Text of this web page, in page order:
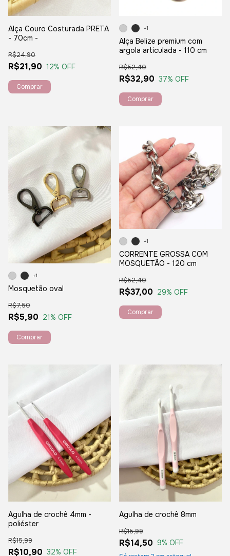
Alça Couro Costurada PRETA
- 70cm -
R$21,90
R$24,90
12% OFF
Alça Belize premium com
argola articulada - 110 cm
R$32,90
R$52,40
37% OFF
+1
Comprar
Mosquetão oval
R$5,90
R$7,50
21% OFF
+1
Comprar
CORRENTE GROSSA COM
MOSQUETÃO - 120 cm
R$37,00
R$52,40
29% OFF
+1
Comprar
Agulha de crochê 4mm -
poliéster
R$10,90
R$15,99
32% OFF
Agulha de crochê 8mm
R$14,50
R$15,99
9% OFF